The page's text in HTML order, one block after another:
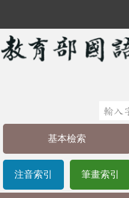
基本檢索
注音索引 筆畫索引